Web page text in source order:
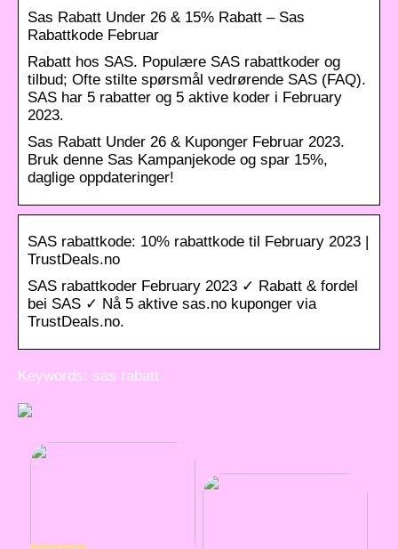
Sas Rabatt Under 26 & 15% Rabatt – Sas
Rabattkode Februar
Rabatt hos SAS. Populære SAS rabattkoder og
tilbud; Ofte stilte spørsmål vedrørende SAS (FAQ).
SAS har 5 rabatter og 5 aktive koder i February
2023.
Sas Rabatt Under 26 & Kuponger Februar 2023.
Bruk denne Sas Kampanjekode og spar 15%,
daglige oppdateringer!
SAS rabattkode: 10% rabattkode til February 2023 |
TrustDeals.no
SAS rabattkoder February 2023 ✓ Rabatt & fordel
bei SAS ✓ Nå 5 aktive sas.no kuponger via
TrustDeals.no.
Keywords: sas rabatt